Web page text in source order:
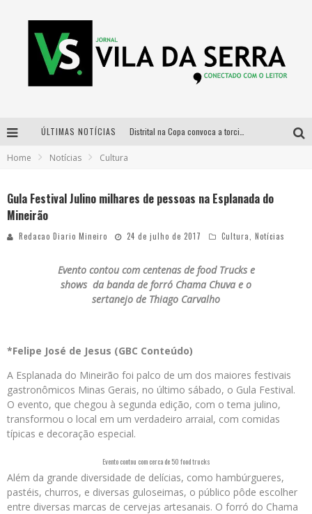
ÚLTIMAS NOTÍCIAS
Home Notícias Cultura
Gula Festival Julino milhares de pessoas na Esplanada do
Mineirão
Redacao Diario Mineiro 24 de julho de 2017 Cultura Notícias
Evento contou com centenas de food Trucks e
shows da banda de forró Chama Chuva e o
sertanejo de Thiago Carvalho
*Felipe José de Jesus (GBC Conteúdo)
A Esplanada do Mineirão foi palco de um dos maiores festivais
gastronômicos Minas Gerais, no último sábado, o Gula Festival.
O evento, que chegou à segunda edição, com o tema julino,
transformou o local em um verdadeiro arraial, com comidas
típicas e decoração especial.
Evento contou com cerca de 50 food trucks
Além da grande diversidade de delícias, como hambúrgueres,
pastéis, churros, e diversas guloseimas, o público pôde escolher
entre diversas marcas de cervejas artesanais. O forró do Chama